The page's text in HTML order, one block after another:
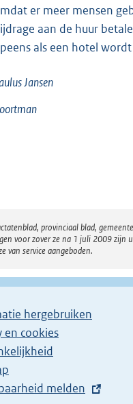
er meer mensen
aan de huur
als een hotel
Jansen
provinciaal blad,
voor zover ze na 1 juli 2009
van service aangeboden.
hergebruiken
en cookies
melden